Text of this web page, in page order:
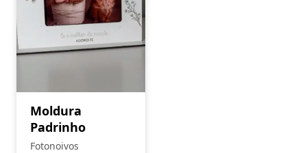
Moldura
Padrinho
Fotonoivos